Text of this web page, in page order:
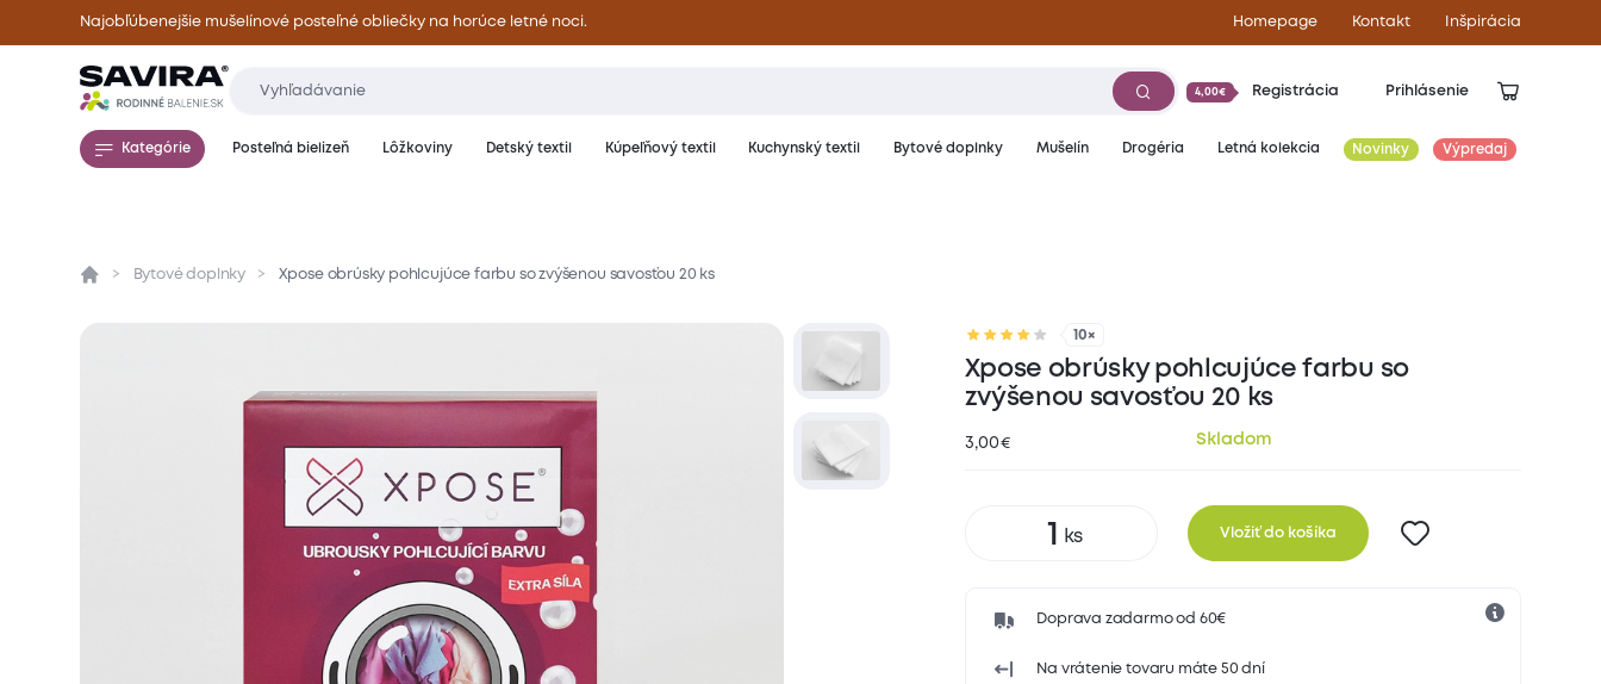
Najobľúbenejšie mušelínové posteľné obliečky na horúce letné noci. Homepage Kontakt Inšpirácia
4,00€ Registrácia Prihlásenie
Kategórie Posteľná bielizeň Lôžkoviny Detský textil Kúpeľňový textil Kuchynský textil Bytové doplnky Mušelín Drogéria Letná kolekcia Novinky Výpredaj
Prehľad Parametre Popis produktu Hodnotenie
Bytové doplnky Xpose obrúsky pohlcujúce farbu so zvýšenou savosťou 20 ks
10×
Xpose obrúsky pohlcujúce farbu so
zvýšenou savosťou 20 ks
3,00 € Skladom
Vložiť do košíka
Doprava zadarmo od 60€
Na vrátenie tovaru máte 50 dní